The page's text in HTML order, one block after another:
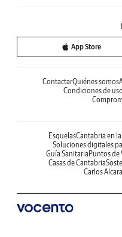
App Store
ContactarQuiénes somos
Condiciones de uso
EsquelasCantabria en la
Soluciones digitales
Guía Sanitaria Puntos de
Casas de Cantabria
Carlos